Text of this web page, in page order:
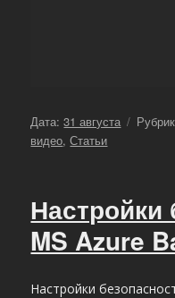
Опубликовано
Дата:31 августа
видео,Статьи
Настройки
MS Azure
Настройки